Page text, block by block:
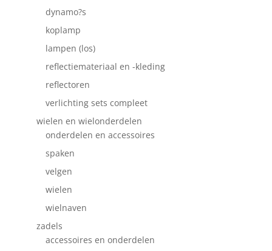
dynamo?s
koplamp
lampen (los)
reflectiemateriaal en -kleding
reflectoren
verlichting sets compleet
wielen en wielonderdelen
onderdelen en accessoires
spaken
velgen
wielen
wielnaven
zadels
accessoires en onderdelen